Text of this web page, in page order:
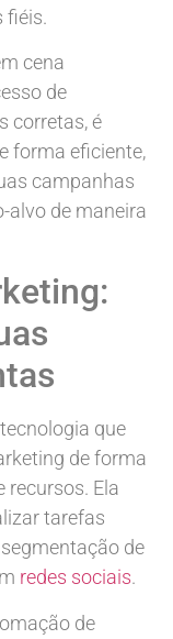
fiéis.
cena
de
corretas, é
forma eficiente,
campanhas
alvo de maneira
que
de forma
Ela
tarefas
de
redes sociais.
de